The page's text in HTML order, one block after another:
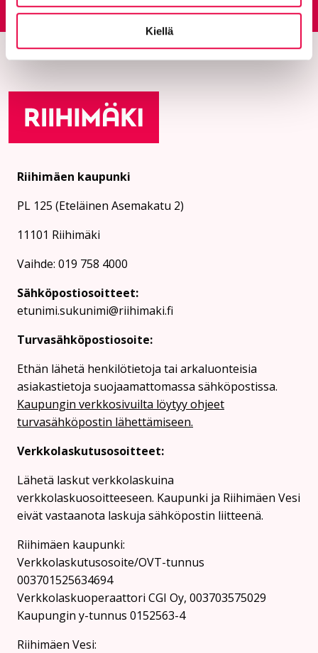
Kiellä
Riihimäen kaupunki
PL 125 (Eteläinen Asemakatu 2)
11101 Riihimäki
Vaihde: 019 758 4000
Sähköpostiosoitteet:
etunimi.sukunimi@riihimaki.fi
Turvasähköpostiosoite:
Ethän lähetä henkilötietoja tai arkaluonteisia
asiakastietoja suojaamattomassa sähköpostissa.
Kaupungin verkkosivuilta löytyy ohjeet
turvasähköpostin lähettämiseen.
Verkkolaskutusosoitteet:
Lähetä laskut verkkolaskuina
verkkolaskuosoitteeseen. Kaupunki ja Riihimäen Vesi
eivät vastaanota laskuja sähköpostin liitteenä.
Riihimäen kaupunki:
Verkkolaskutusosoite/OVT-tunnus
003701525634694
Verkkolaskuoperaattori CGI Oy, 003703575029
Kaupungin y-tunnus 0152563-4
Rii­hi­mäen Vesi: